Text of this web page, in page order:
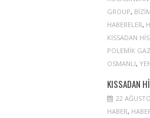
GROUP,
HABERELER,
KISSADAN
POLEMIK
OSMANLI,
KISSADAN
22
HABER,